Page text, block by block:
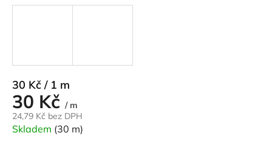
30 Kč / m
24,79 Kč bez DPH
Měrná
cena:
30 Kč / 1 m
Skladem (30 m)